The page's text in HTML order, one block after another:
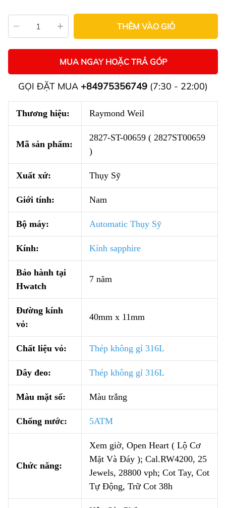
THÊM VÀO GIỎ
MUA NGAY HOẶC TRẢ GÓP
GỌI ĐẶT MUA +84975356749 (7:30 - 22:00)
Thương hiệu: Raymond Weil
Mã sản phẩm:
2827-ST-00659 ( 2827ST00659
)
Xuất xứ: Thụy Sỹ
Giới tính: Nam
Bộ máy: Automatic Thụy Sỹ
Kính: Kính sapphire
Bảo hành tại
Hwatch
7 năm
Đường kính
vỏ:
40mm x 11mm
Chất liệu vỏ: Thép không gỉ 316L
Dây đeo: Thép không gỉ 316L
Màu mặt số: Màu trắng
Chống nước: 5ATM
Chức năng:
Xem giờ, Open Heart ( Lộ Cơ
Mặt Và Đáy ); Cal.RW4200, 25
Jewels, 28800 vph; Cot Tay, Cot
Tự Động, Trữ Cot 38h